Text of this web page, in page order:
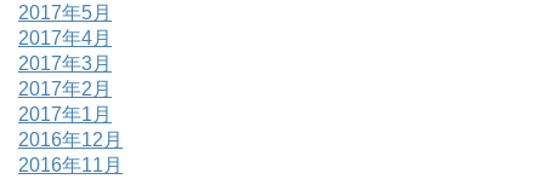
2017年5月
2017年4月
2017年3月
2017年2月
2017年1月
2016年12月
2016年11月